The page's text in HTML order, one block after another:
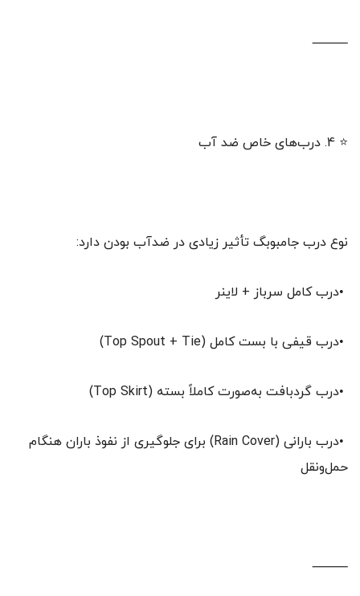
⸻
⭐ 4. درب‌های خاص ضد آب
نوع درب جامبوبگ تأثیر زیادی در ضدآب بودن دارد:
•درب کامل سرباز + لاینر
•درب قیفی با بست کامل (Top Spout + Tie)
•درب گردبافت به‌صورت کاملاً بسته (Top Skirt)
•درب بارانی (Rain Cover) برای جلوگیری از نفوذ باران هنگام
حمل‌ونقل
⸻